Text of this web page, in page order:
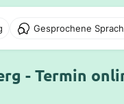
Gesprochene
- Termin